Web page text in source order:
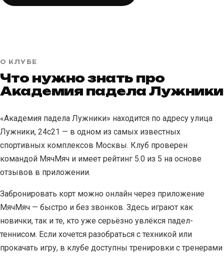
О КЛУБЕ
Что нужно знать про
Академия падела Лужники
«Академия падела Лужники» находится по адресу улица
Лужники, 24с21 — в одном из самых известных
спортивных комплексов Москвы. Клуб проверен
командой МячМяч и имеет рейтинг 5.0 из 5 на основе
отзывов в приложении.
Забронировать корт можно онлайн через приложение
МячМяч — быстро и без звонков. Здесь играют как
новички, так и те, кто уже серьёзно увлёкся падел-
теннисом. Если хочется разобраться с техникой или
прокачать игру, в клубе доступны тренировки с тренерами